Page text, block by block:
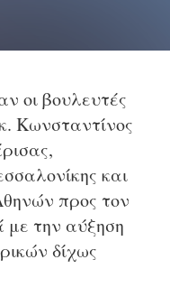
οι βουλευτές
Κωνσταντίνος
και
προς τον
με την αύξηση
δίχως